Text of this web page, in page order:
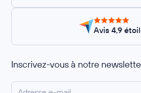
Avis 4,9
Inscrivez-vous à notre